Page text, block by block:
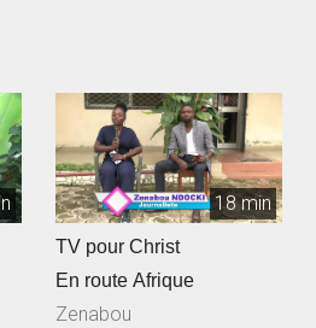
18 min
TV pour Christ
En route Afrique
Zenabou